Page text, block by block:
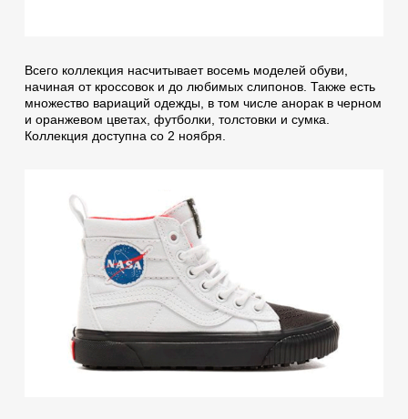
Всего коллекция насчитывает восемь моделей обуви,
начиная от кроссовок и до любимых слипонов. Также есть
множество вариаций одежды, в том числе анорак в черном
и оранжевом цветах, футболки, толстовки и сумка.
Коллекция доступна со 2 ноября.